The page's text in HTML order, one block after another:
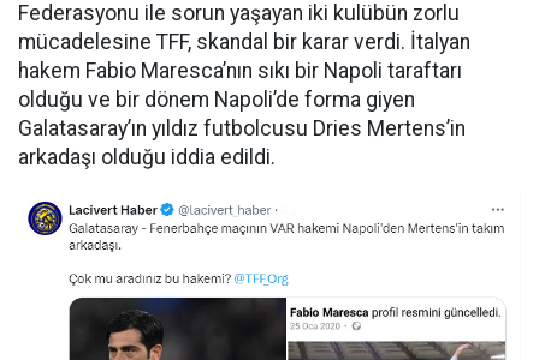
Federasyonu ile sorun yaşayan iki kulübün zorlu
mücadelesine TFF, skandal bir karar verdi. İtalyan
hakem Fabio Maresca’nın sıkı bir Napoli taraftarı
olduğu ve bir dönem Napoli’de forma giyen
Galatasaray’ın yıldız futbolcusu Dries Mertens’in
arkadaşı olduğu iddia edildi.